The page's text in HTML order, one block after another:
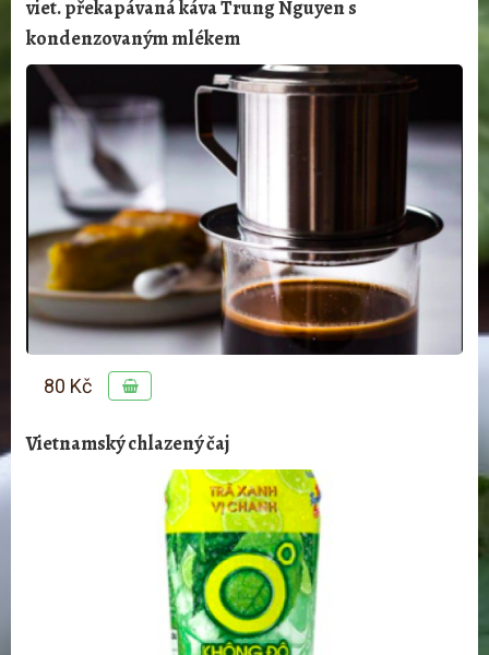
viet. překapávaná káva Trung Nguyen s
kondenzovaným mlékem
80 Kč
Vietnamský chlazený čaj